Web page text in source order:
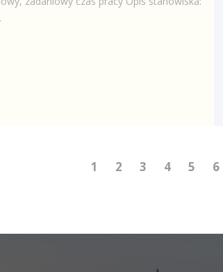
1 2 3 4 5 6